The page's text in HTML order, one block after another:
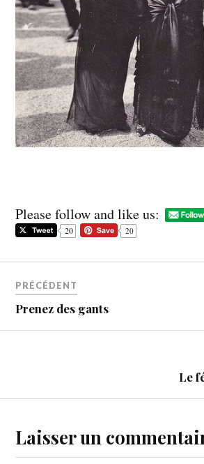
Please follow and like us:
20
20
PRÉCÉDENT
Prenez des gants
Le
Laisser un